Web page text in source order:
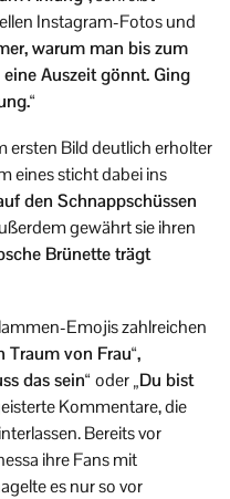
Instagram-Fotos und
warum man bis zum
Auszeit gönnt. Ging
ersten Bild deutlich erholter
eines sticht dabei ins
den Schnappschüssen
gewährt sie ihren
Brünette trägt
Emojis zahlreichen
Traum von Frau“,
das sein“oder„Du bist
Kommentare, die
Bereits vor
ihre Fans mit
es nur so vor